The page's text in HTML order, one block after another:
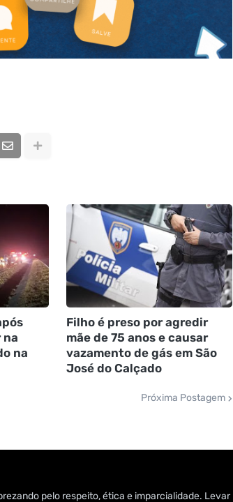
na
na
Filho é preso por agredir
mãe de 75 anos e causar
vazamento de gás em São
José do Calçado
Próxima Postagem
pelo respeito, ética e imparcialidade. Levar